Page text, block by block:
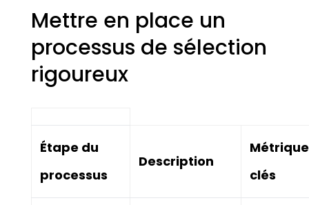
Mettre en place un
processus de sélection
rigoureux
Étape du
processus
Description
clés